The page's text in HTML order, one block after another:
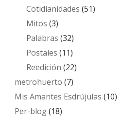
Cotidianidades (51)
Mitos (3)
Palabras (32)
Postales (11)
Reedición (22)
metrohuerto (7)
Mis Amantes Esdrújulas (10)
Per-blog(18)